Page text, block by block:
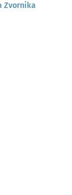
Zvornika